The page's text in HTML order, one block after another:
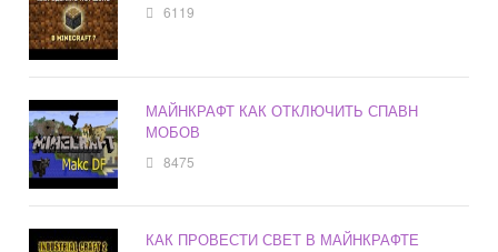
6119
МАЙНКРАФТ КАК ОТКЛЮЧИТЬ СПАВН
МОБОВ
8475
КАК ПРОВЕСТИ СВЕТ В МАЙНКРАФТЕ